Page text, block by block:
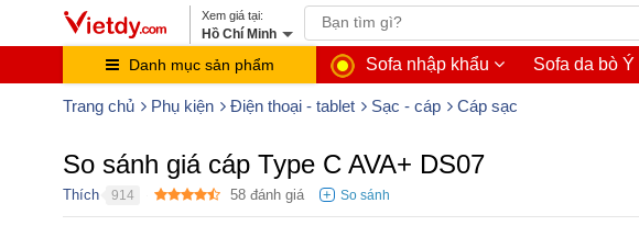
Hồ Chí Minh
Danh mục sản phẩm Sofa nhập khẩu Sofa da bò Ý
Trang chủ Phụ kiện Điện thoại - tablet Sạc - cáp Cáp sạc
So sánh giá cáp Type C AVA+ DS07
Thích 914 58 đánh giá